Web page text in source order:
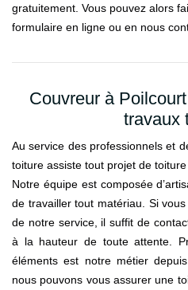
gratuitement. Vous pouvez alors
formulaire en ligne ou en nous
Couvreur à
travaux
Au service des professionnels et
toiture assiste tout projet de
Notre équipe est composée
de travailler tout matériau. Si
de notre service, il suffit de
à la hauteur de toute attente.
éléments est notre métier
nous pouvons vous assurer une